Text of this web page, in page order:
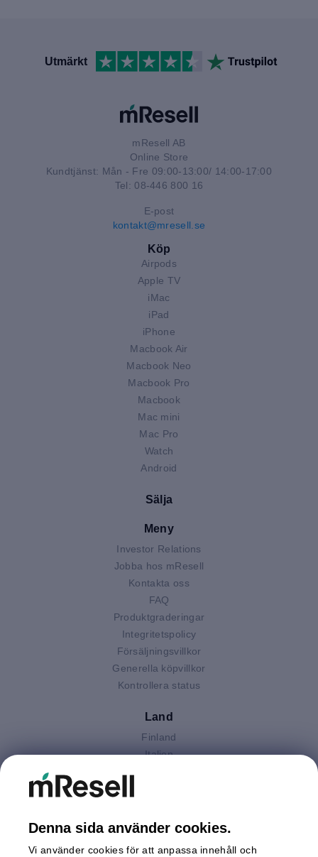
Utmärkt
mResell AB
Online Store
Kundtjänst: Mån - Fre 09:00-13:00/ 14:00-17:00
Tel: 08-446 800 16
E-post
kontakt@mresell.se
Köp
Airpods
Apple TV
iMac
iPad
iPhone
Macbook Air
Macbook Neo
Macbook Pro
Macbook
Mac mini
Mac Pro
Watch
Android
Sälja
Meny
Investor Relations
Jobba hos mResell
Kontakta oss
FAQ
Produktgraderingar
Integritetspolicy
Försäljningsvillkor
Generella köpvillkor
Kontrollera status
Land
Finland
Italien
Storbritannien
Denna sida använder cookies.
Vi använder cookies för att anpassa innehåll och